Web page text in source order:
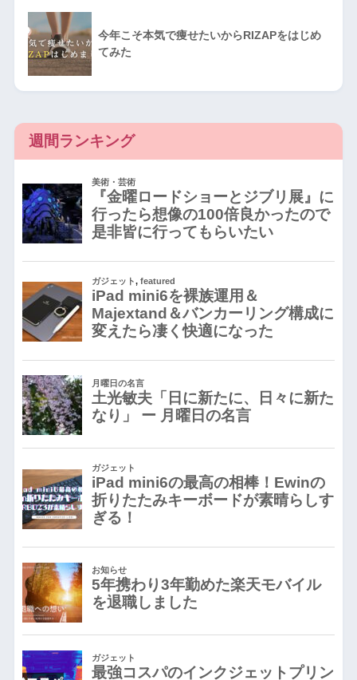
今年こそ本気で痩せたいからRIZAPをはじめ
てみた
週間ランキング